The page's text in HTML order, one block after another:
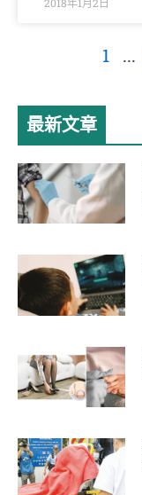
1 ...
最新文章